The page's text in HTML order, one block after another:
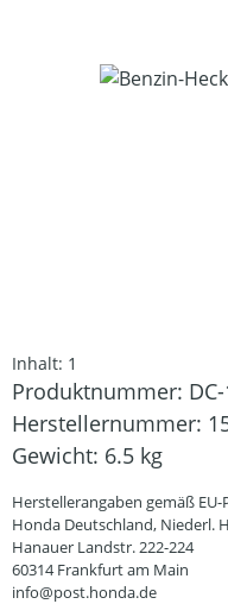
Bildergalerie
Inhalt: 1
Produktnummer:
Herstellernummer:
Gewicht: 6.5 kg
Herstellerangaben gemäß
Honda Deutschland, Niederl.
Hanauer Landstr. 222-224
60314 Frankfurt am Main
info@post.honda.de